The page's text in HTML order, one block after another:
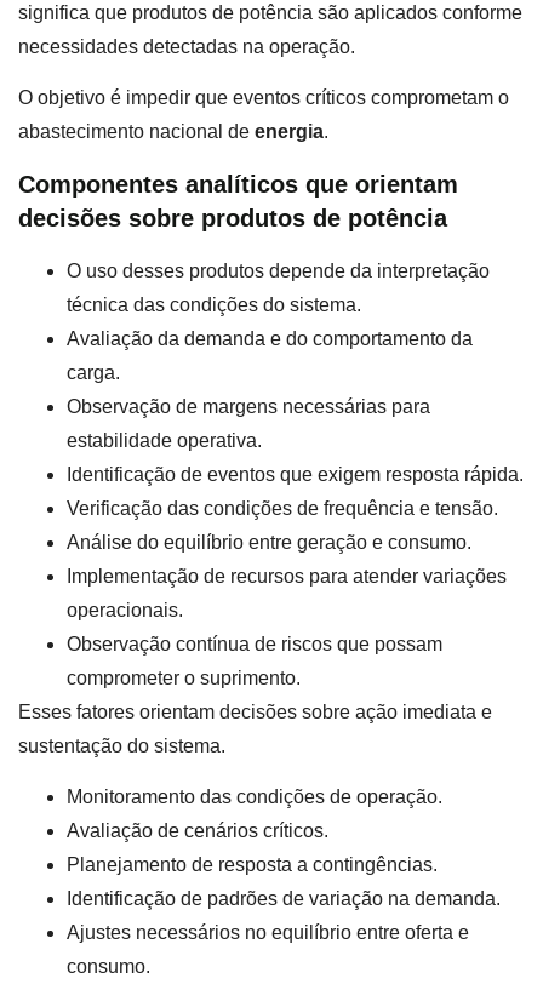
significa que produtos de potência são aplicados conforme
necessidades detectadas na operação.
O objetivo é impedir que eventos críticos comprometam o
abastecimento nacional de energia.
Componentes analíticos que orientam
decisões sobre produtos de potência
O uso desses produtos depende da interpretação
técnica das condições do sistema.
Avaliação da demanda e do comportamento da
carga.
Observação de margens necessárias para
estabilidade operativa.
Identificação de eventos que exigem resposta rápida.
Verificação das condições de frequência e tensão.
Análise do equilíbrio entre geração e consumo.
Implementação de recursos para atender variações
operacionais.
Observação contínua de riscos que possam
comprometer o suprimento.
Esses fatores orientam decisões sobre ação imediata e
sustentação do sistema.
Monitoramento das condições de operação.
Avaliação de cenários críticos.
Planejamento de resposta a contingências.
Identificação de padrões de variação na demanda.
Ajustes necessários no equilíbrio entre oferta e
consumo.